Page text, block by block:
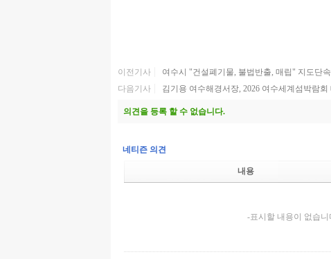
이전기사
여수시 "건설폐기물, 불법반출, 매립" 지도단
다음기사
김기용 여수해경서장, 2026 여수세계섬박람
의견을 등록 할 수 없습니다.
네티즌 의견
내용
-표시할 내용이 없습니